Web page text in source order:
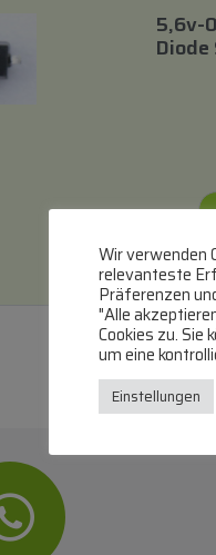
5,6v-
Wir verwenden
relevanteste
Präferenzen
"Alle
Cookies zu. Sie
um eine
Einstellungen